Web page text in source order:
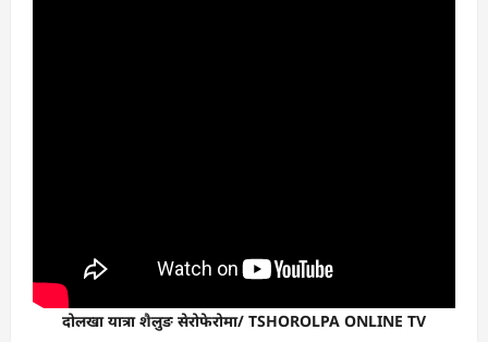
दोलखा यात्रा शैलुङ सेरोफेरोमा/ TSHOROLPA ONLINE TV